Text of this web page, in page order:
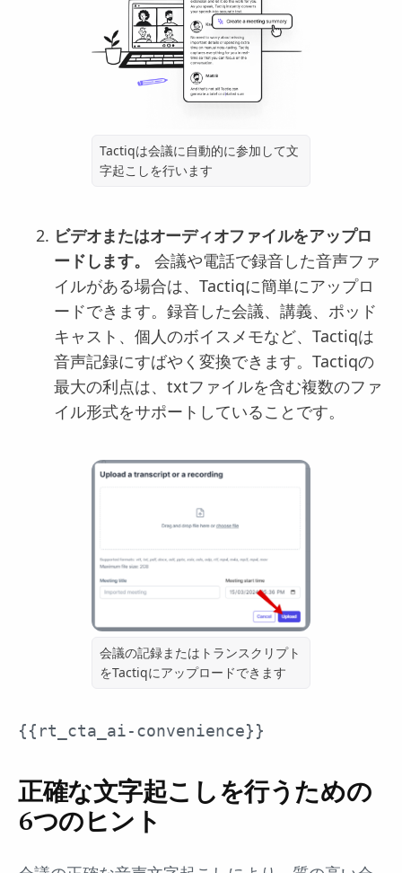
Tactiqは会議に自動的に参加して文
字起こしを行います
ビデオまたはオーディオファイルをアップロ
ードします。
会議や電話で録音した音声ファ
イルがある場合は、Tactiqに簡単にアップロ
ードできます。録音した会議、講義、ポッド
キャスト、個人のボイスメモなど、Tactiqは
音声記録にすばやく変換できます。Tactiqの
最大の利点は、txtファイルを含む複数のファ
イル形式をサポートしていることです。
会議の記録またはトランスクリプト
をTactiqにアップロードできます
{{rt_cta_ai-convenience}}
正確な文字起こしを行うための
6つのヒント